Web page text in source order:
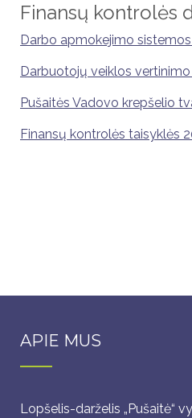
Finansų kontrolės
Darbo apmokejimo
Darbuotojų veiklos
Pušaitės Vadovo krepšelio
Finansų kontrolės taisyklės
APIE MUS
Lopšelis-darželis „Pušaitė“